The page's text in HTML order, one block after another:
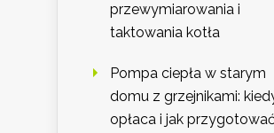
przewymiarowania i
taktowania kotła
Pompa ciepła w starym
domu z grzejnikami:
opłaca i jak przygotować